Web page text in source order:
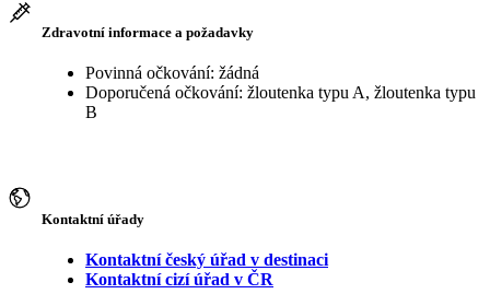
Zdravotní informace a požadavky
Povinná očkování: žádná
Doporučená očkování: žloutenka typu A, žloutenka typu
B
Kontaktní úřady
Kontaktní český úřad v destinaci
Kontaktní cizí úřad v ČR